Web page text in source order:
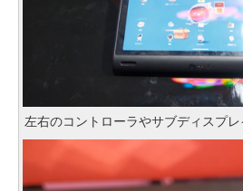
左右のコントローラやサブディスプ